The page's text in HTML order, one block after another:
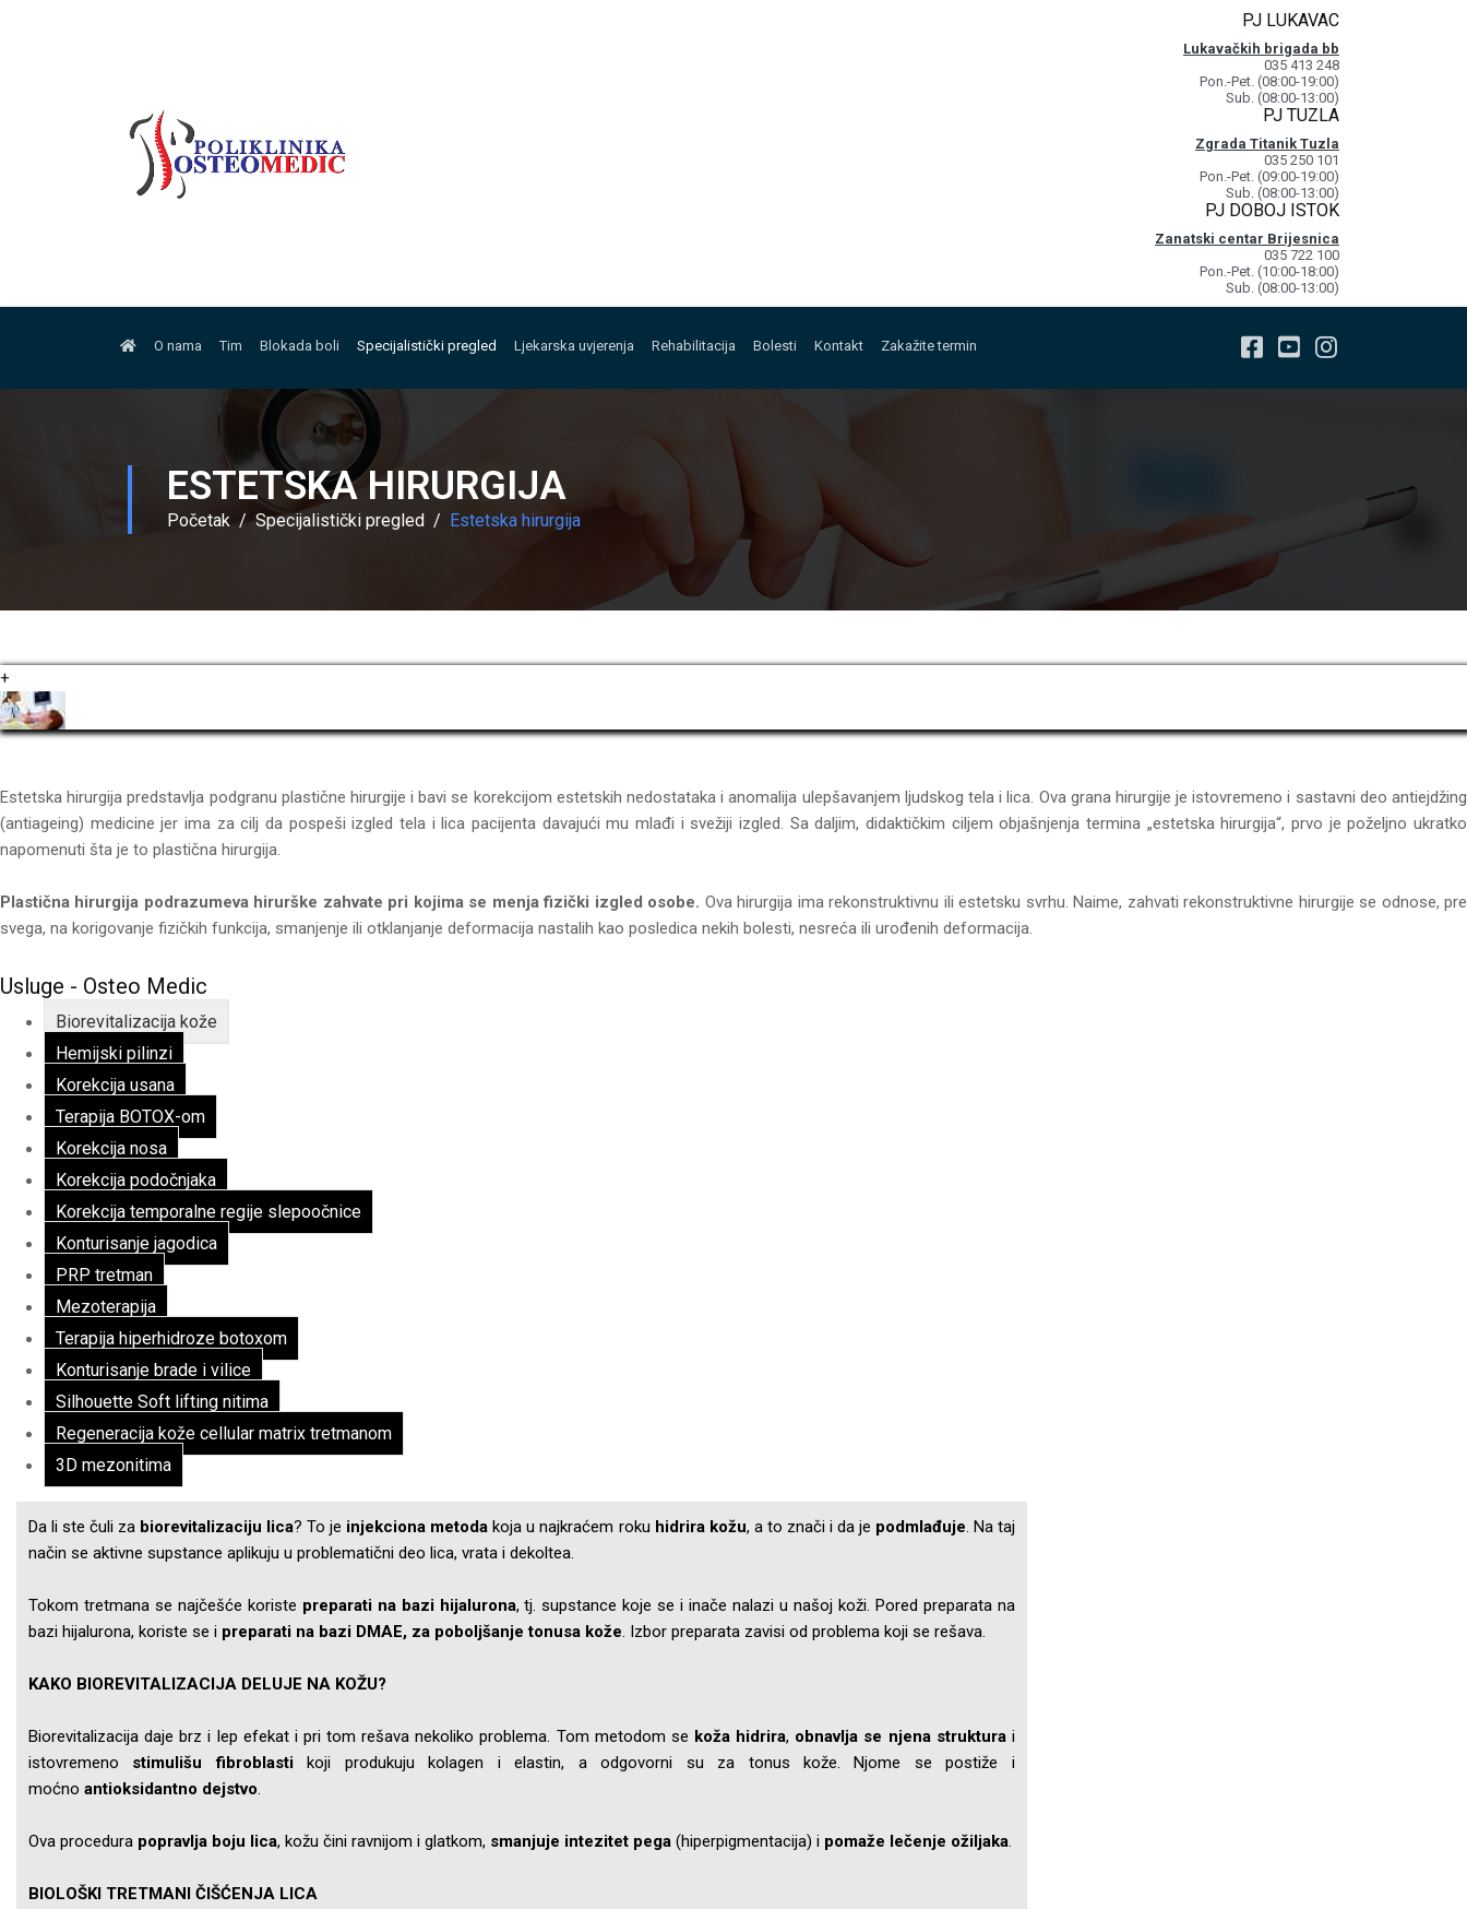
PJ LUKAVAC
Lukavačkih brigada bb
035 413 248
Pon.-Pet. (08:00-19:00)
Sub. (08:00-13:00)
PJ TUZLA
Zgrada Titanik Tuzla
035 250 101
Pon.-Pet. (09:00-19:00)
Sub. (08:00-13:00)
PJ DOBOJ ISTOK
Zanatski centar Brijesnica
035 722 100
Pon.-Pet. (10:00-18:00)
Sub. (08:00-13:00)
O nama Tim Blokada boli Specijalistički pregled Ljekarska uvjerenja Rehabilitacija Bolesti Kontakt Zakažite termin
ESTETSKA HIRURGIJA
Početak Specijalistički pregled Estetska hirurgija
+
Estetska hirurgija predstavlja podgranu plastične hirurgije i bavi se korekcijom estetskih nedostataka i anomalija ulepšavanjem ljudskog tela i lica. Ova grana hirurgije je istovremeno i sastavni deo antiejdžing
(antiageing) medicine jer ima za cilj da pospeši izgled tela i lica pacijenta davajući mu mlađi i svežiji izgled. Sa daljim, didaktičkim ciljem objašnjenja termina „estetska hirurgija“, prvo je poželjno ukratko
napomenuti šta je to plastična hirurgija.
Plastična hirurgija podrazumeva hirurške zahvate pri kojima se menja fizički izgled osobe. Ova hirurgija ima rekonstruktivnu ili estetsku svrhu. Naime, zahvati rekonstruktivne hirurgije se odnose, pre
svega, na korigovanje fizičkih funkcija, smanjenje ili otklanjanje deformacija nastalih kao posledica nekih bolesti, nesreća ili urođenih deformacija.
Usluge - Osteo Medic
Biorevitalizacija kože
Hemijski pilinzi
Korekcija usana
Terapija BOTOX-om
Korekcija nosa
Korekcija podočnjaka
Korekcija temporalne regije slepoočnice
Konturisanje jagodica
PRP tretman
Mezoterapija
Terapija hiperhidroze botoxom
Konturisanje brade i vilice
Silhouette Soft lifting nitima
Regeneracija kože cellular matrix tretmanom
3D mezonitima
Da li ste čuli za biorevitalizaciju lica? To je injekciona metoda koja u najkraćem roku hidrira kožu, a to znači i da je podmlađuje. Na taj
način se aktivne supstance aplikuju u problematični deo lica, vrata i dekoltea.
Tokom tretmana se najčešće koriste preparati na bazi hijalurona, tj. supstance koje se i inače nalazi u našoj koži. Pored preparata na
bazi hijalurona, koriste se i preparati na bazi DMAE, za poboljšanje tonusa kože. Izbor preparata zavisi od problema koji se rešava.
KAKO BIOREVITALIZACIJA DELUJE NA KOŽU?
Biorevitalizacija daje brz i lep efekat i pri tom rešava nekoliko problema. Tom metodom se koža hidrira, obnavlja se njena strukturai
istovremeno stimulišu fibroblastikoji produkuju kolagen i elastin, a odgovorni su za tonus kože. Njome se postiže i
moćno antioksidantno dejstvo.
Ova procedura popravlja boju lica, kožu čini ravnijom i glatkom, smanjuje intezitet pega (hiperpigmentacija) i pomaže lečenje ožiljaka.
BIOLOŠKI TRETMANI ČIŠĆENJA LICA